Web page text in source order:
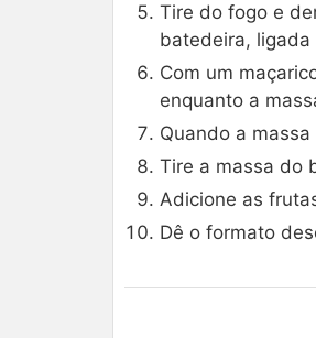
Tire do fogo e
batedeira,
Com um
enquanto a
Quando a
Tire a massa do
Adicione as
Dê o formato